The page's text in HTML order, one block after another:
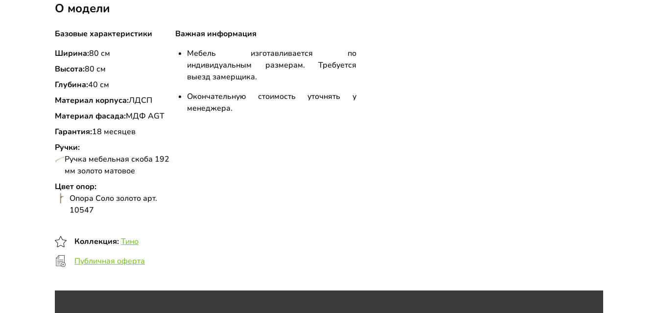
О модели
Базовые характеристики
Ширина:80 см
Высота:80 см
Глубина:40 см
Материал корпуса:ЛДСП
Материал фасада:МДФ AGT
Гарантия:18 месяцев
Ручки:
Ручка мебельная скоба 192
мм золото матовое
Цвет опор:
Опора Соло золото арт.
10547
Важная информация
Мебель изготавливается по
индивидуальным размерам. Требуется
выезд замерщика.
Окончательную стоимость уточнять у
менеджера.
Коллекция:Тино
Публичная оферта